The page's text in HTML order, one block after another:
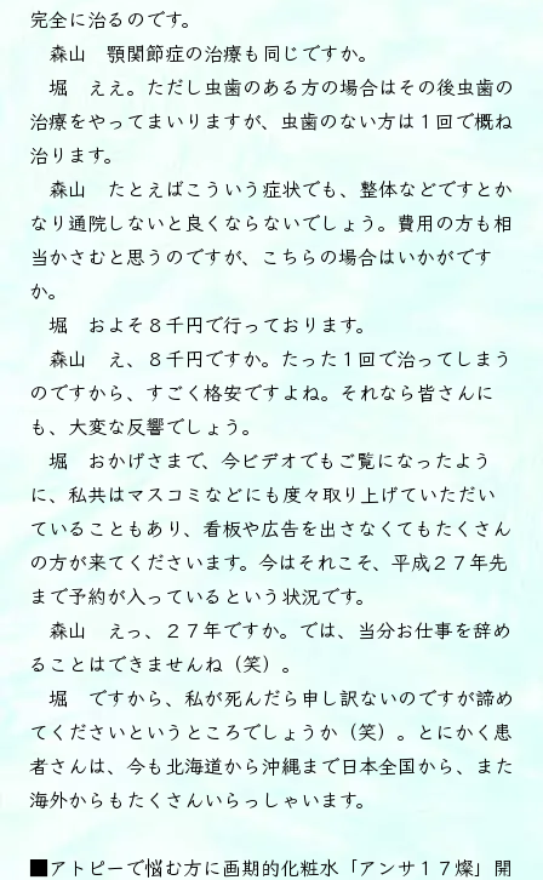
完全に治るのです。
森山 顎関節症の治療も同じですか。
堀 ええ。ただし虫歯のある方の場合はその後虫歯の
治療をやってまいりますが、虫歯のない方は１回で概ね
治ります。
森山 たとえばこういう症状でも、整体などですとか
なり通院しないと良くならないでしょう。費用の方も相
当かさむと思うのですが、こちらの場合はいかがです
か。
堀 およそ８千円で行っております。
森山 え、８千円ですか。たった１回で治ってしまう
のですから、すごく格安ですよね。それなら皆さんに
も、大変な反響でしょう。
堀 おかげさまで、今ビデオでもご覧になったよう
に、私共はマスコミなどにも度々取り上げていただい
ていることもあり、看板や広告を出さなくてもたくさん
の方が来てくださいます。今はそれこそ、平成２７年先
まで予約が入っているという状況です。
森山 えっ、２７年ですか。では、当分お仕事を辞め
ることはできませんね（笑）。
堀 ですから、私が死んだら申し訳ないのですが諦め
てくださいというところでしょうか（笑）。とにかく患
者さんは、今も北海道から沖縄まで日本全国から、また
海外からもたくさんいらっしゃいます。
■アトピーで悩む方に画期的化粧水「アンサ１７燦」開